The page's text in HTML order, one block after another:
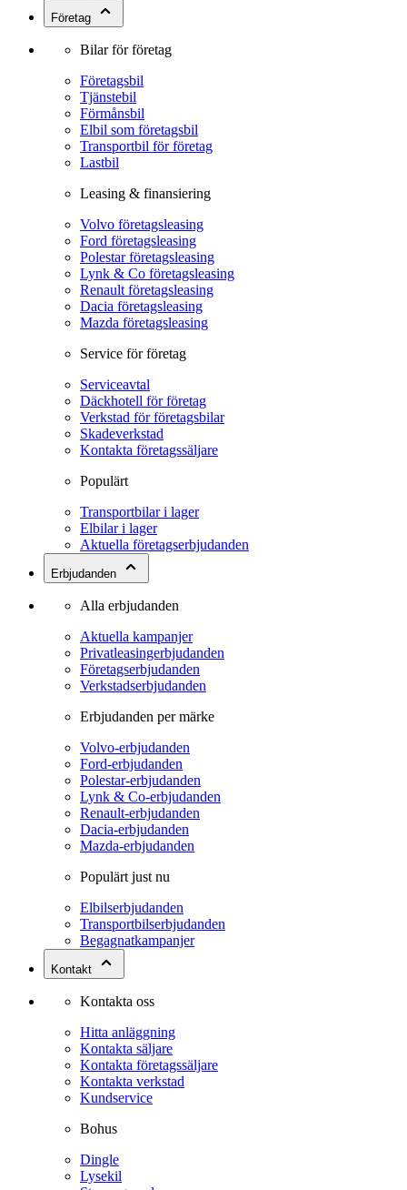
Företag
Bilar för företag
Företagsbil
Tjänstebil
Förmånsbil
Elbil som företagsbil
Transportbil för företag
Lastbil
Leasing & finansiering
Volvo företagsleasing
Ford företagsleasing
Polestar företagsleasing
Lynk & Co företagsleasing
Renault företagsleasing
Dacia företagsleasing
Mazda företagsleasing
Service för företag
Serviceavtal
Däckhotell för företag
Verkstad för företagsbilar
Skadeverkstad
Kontakta företagssäljare
Populärt
Transportbilar i lager
Elbilar i lager
Aktuella företagserbjudanden
Erbjudanden
Alla erbjudanden
Aktuella kampanjer
Privatleasingerbjudanden
Företagserbjudanden
Verkstadserbjudanden
Erbjudanden per märke
Volvo-erbjudanden
Ford-erbjudanden
Polestar-erbjudanden
Lynk & Co-erbjudanden
Renault-erbjudanden
Dacia-erbjudanden
Mazda-erbjudanden
Populärt just nu
Elbilserbjudanden
Transportbilserbjudanden
Begagnatkampanjer
Kontakt
Kontakta oss
Hitta anläggning
Kontakta säljare
Kontakta företagssäljare
Kontakta verkstad
Kundservice
Bohus
Dingle
Lysekil